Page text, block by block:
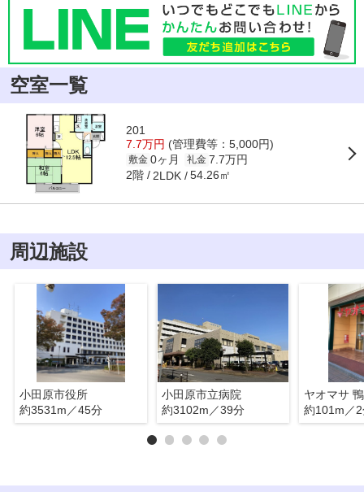
空室一覧
201
7.7万円 (管理費等：5,000円)
敷金 0ヶ月 礼金 7.7万円
2階 2LDK 54.26㎡
周辺施設
小田原市役所
約3531m／45分
小田原市立病院
約3102m／39分
ヤオマサ
約101m／